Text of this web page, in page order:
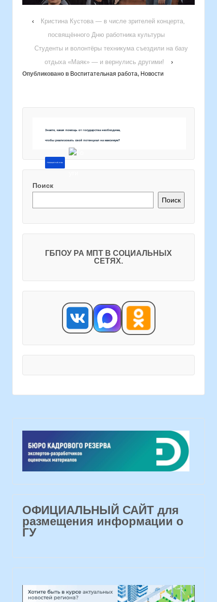
‹
Кристина Кустова — в числе зрителей концерта,
посвящённого Дню работника культуры
Студенты и волонтёры техникума съездили на базу
отдыха «Маяк» — и вернулись другими!
›
Опубликовано в Воспитательная работа, Новости
Знаете, какая помощь от государства необходима,
чтобы реализовать свой потенциал на максимум?
Напишите об этом
Поиск
Поиск
ГБПОУ РА МПТ В СОЦИАЛЬНЫХ
СЕТЯХ.
ОФИЦИАЛЬНЫЙ САЙТ для
размещения информации о
ГУ